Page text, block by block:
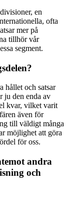
en
ofta
mer på
tillhör vår
segment.
hållet och satsar
ju den enda av
kvar, vilket varit
även för
till väldigt många
möjlighet att göra
för oss.
andra
och